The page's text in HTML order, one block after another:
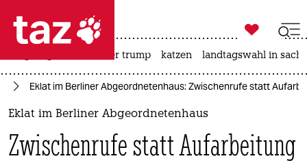
 taz zahl ich
taz zahl ich
politik

taz zahl ich
usa unter trump katzen landtagswahl in
Eklat im Berliner Abgeordnetenhaus: Zwischenrufe statt
Eklat im Berliner Abgeordnetenhaus
Zwischenrufe statt Aufarbeitung